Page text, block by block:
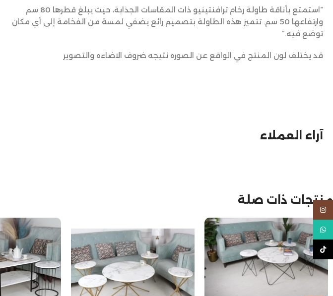
“استمتع بأناقة طاولة رخام ترافنتينيو ذات المقاسات الجذابة، حيث يبلغ قطرها 80 سم
وارتفاعها 50 سم. تتميز هذه الطاولة بتصميم رائع يضفي لمسة من الفخامة إلى أي مكان
توضع فيه.”
قد يختلف لون المنتج في الواقع عن الصوره نتيجه ضروف الاضاءه والتصوير
آراء العملاء
منتجات ذات صلة
Instagram
WhatsApp
TikTok